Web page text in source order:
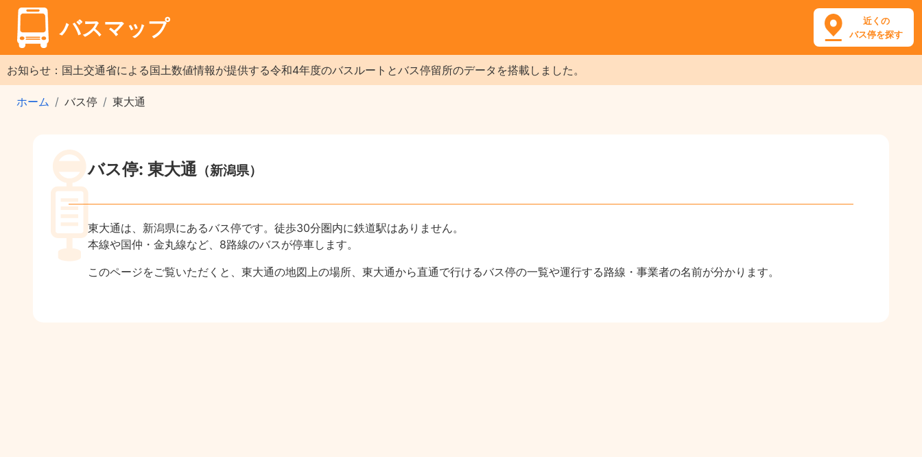
バスマップ
近くの
バス停を探す
お知らせ：国土交通省による国土数値情報が提供する令和4年度のバスルートとバス停留所のデータを搭載しました。
ホーム バス停 東大通
バス停: 東大通（新潟県）
東大通は、新潟県にあるバス停です。徒歩30分圏内に鉄道駅はありません。
本線や国仲・金丸線など、8路線のバスが停車します。
このページをご覧いただくと、東大通の地図上の場所、東大通から直通で行けるバス停の一覧や運行する路線・事業者の名前が分かります。